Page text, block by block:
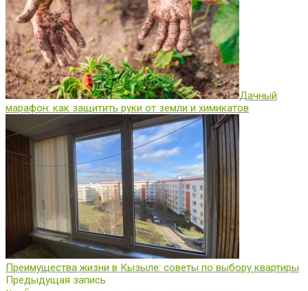
Дачный
марафон: как защитить руки от земли и химикатов
Преимущества жизни в Кызыле: советы по выбору квартиры
Предыдущая запись